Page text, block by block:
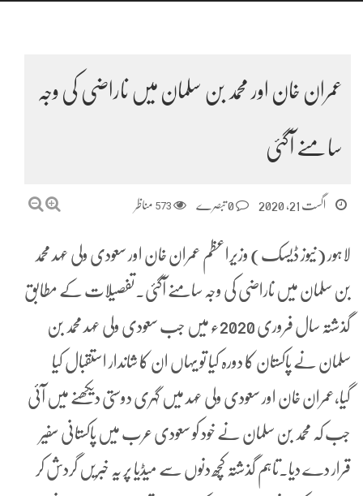
عمران خان اور محمد بن سلمان میں ناراضی کی وجہ
سامنے آگئی
اگست 21, 2020 573 مناظر
لاہور (نیوز ڈیسک) وزیراعظم عمران خان اور سعودی ولی عہد محمد
بن سلمان میں ناراضی کی وجہ سامنے آگئی۔تفصیلات کے مطابق
گذشتہ سال فروری 2020ء میں جب سعودی ولی عہد محمد بن
سلمان نے پاکستان کا دورہ کیا تو یہاں ان کا شاندار استقبال کیا
گیا،عمران خان اور سعودی ولی عہد میں گہری دوستی دیکھنے میں آئی
جب کہ محمد بن سلمان نے خود کو سعودی عرب میں پاکستانی سفیر
قرار دے دیا۔تاہم گذشتہ کچھ دنوں سے میڈیا پر یہ خبریں گردش کر